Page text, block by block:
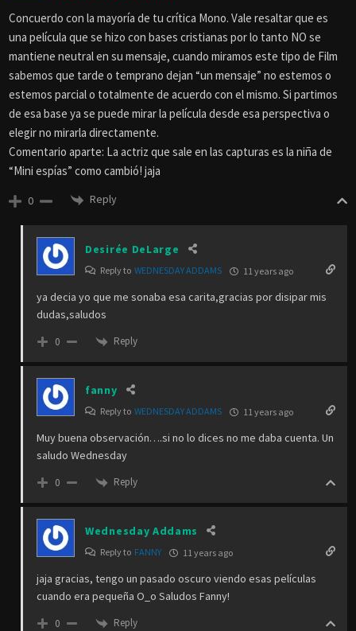
Concuerdo con la mayoría de tu crítica Mono. Vale resaltar que es
una película que se hizo con bases cristianas por lo tanto NO se
mantiene neutral en su mensaje, cuando miramos este tipo de Film
sabemos que tarde o temprano dejan “un mensaje” no estemos o
estemos parcial o totalmente de acuerdo con el mismo. Si partimos
de esa base ya se puede mirar la película desde esa perspectiva o
elegir no mirarla directamente.
Comentario aparte: La actriz que sale en las capturas es la niña de
“Mini espías” como cambió! jaja
0 Reply
Desirée DeLarge
Reply to WEDNESDAY ADDAMS 11 years ago
ya decia yo que me sonaba esa carita,gracias por disipar mis
dudas,saludos
0 Reply
fanny
Reply to WEDNESDAY ADDAMS 11 years ago
Muy buena observación….si no lo dices no me daba cuenta. Un
saludo Wednesday
0 Reply
Wednesday Addams
Reply to FANNY 11 years ago
jaja gracias, tengo un pasado oscuro viendo esas películas
cuando era pequeña O_o Saludos Fanny!
0 Reply